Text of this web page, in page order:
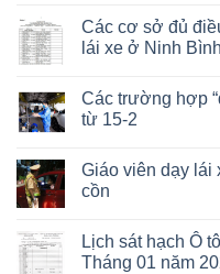
Các cơ sở đủ
lái xe ở Ninh Bình
Các trường hợp
từ 15-2
Giáo viên dạy lái
cồn
Lịch sát hạch Ô
Tháng 01 năm